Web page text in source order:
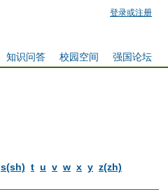
登录或注册
强国论坛
校园空间
知识问答
s(sh) t u v w x y z(zh)